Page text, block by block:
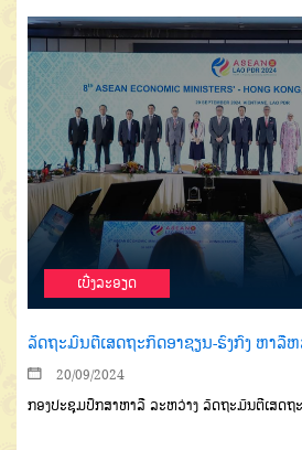
ເບີ່ງລະອຽດ
ລັດຖະມົນຕີເສດຖະກິດອາຊຽນ-ຮົງກົງ ຫາລື
20/09/2024
ກອງປະຊຸມປຶກສາຫາລື ລະຫວ່າງ ລັດຖະມົນຕີເສດຖ